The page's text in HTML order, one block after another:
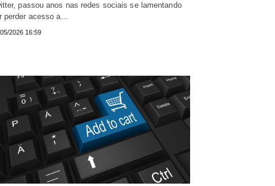
passou anos nas redes sociais se lamentando
perder acesso a…
2026 16:59